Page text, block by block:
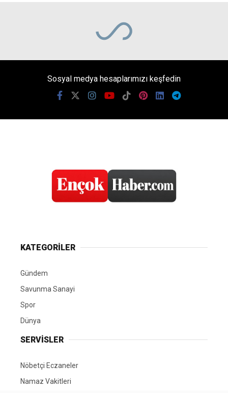
Sosyal medya hesaplarımızı keşfedin
KATEGORİLER
Gündem
Savunma Sanayi
Spor
Dünya
SERVİSLER
Nöbetçi Eczaneler
Namaz Vakitleri